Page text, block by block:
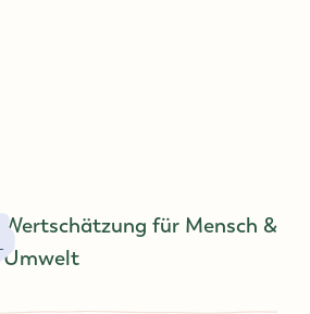
Wertschätzung für Mensch &
Umwelt